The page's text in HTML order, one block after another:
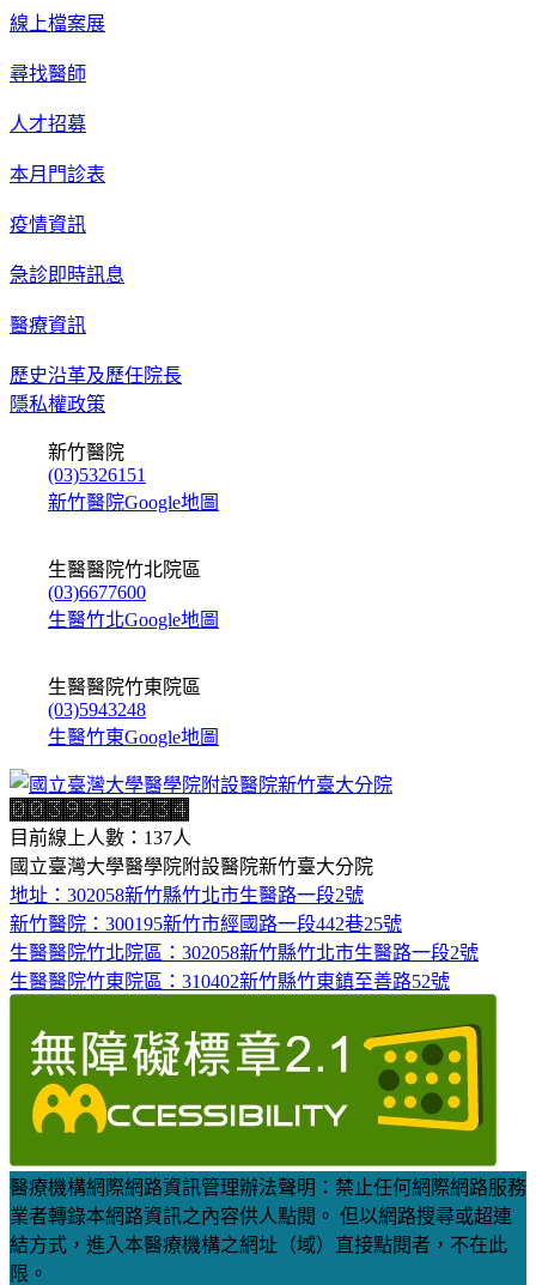
線上檔案展
尋找醫師
人才招募
本月門診表
疫情資訊
急診即時訊息
醫療資訊
歷史沿革及歷任院長
隱私權政策
新竹醫院
(03)5326151
新竹醫院Google地圖
生醫醫院竹北院區
(03)6677600
生醫竹北Google地圖
生醫醫院竹東院區
(03)5943248
生醫竹東Google地圖
目前線上人數：137人
國立臺灣大學醫學院附設醫院新竹臺大分院
地址：302058新竹縣竹北市生醫路一段2號
新竹醫院：300195新竹市經國路一段442巷25號
生醫醫院竹北院區：302058新竹縣竹北市生醫路一段2號
生醫醫院竹東院區：310402新竹縣竹東鎮至善路52號
醫療機構網際網路資訊管理辦法聲明：禁止任何網際網路服務
業者轉錄本網路資訊之內容供人點閱。 但以網路搜尋或超連
結方式，進入本醫療機構之網址（域）直接點閱者，不在此
限。